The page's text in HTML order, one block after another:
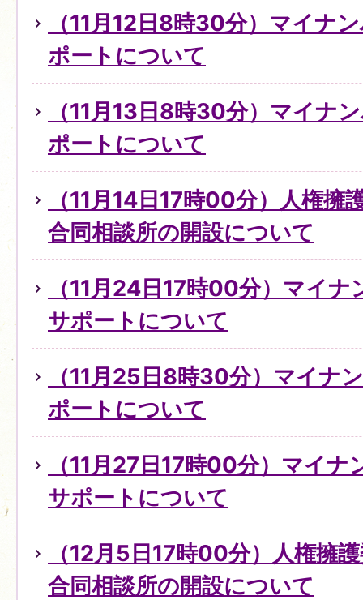
（11月12日8時30分）マイナ
ポートについて
（11月13日8時30分）マイナ
ポートについて
（11月14日17時00分）人権擁
合同相談所の開設について
（11月24日17時00分）マイ
サポートについて
（11月25日8時30分）マイナ
ポートについて
（11月27日17時00分）マイ
サポートについて
（12月5日17時00分）人権擁
合同相談所の開設について